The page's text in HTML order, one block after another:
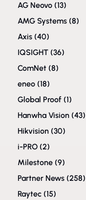
AG Neovo (13)
AMG Systems (8)
Axis (40)
IQSIGHT (36)
ComNet (8)
eneo (18)
Global Proof (1)
Hanwha Vision (43)
Hikvision (30)
i-PRO (2)
Milestone (9)
Partner News (258)
Raytec (15)